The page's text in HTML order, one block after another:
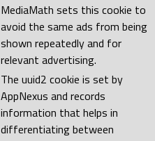
MediaMath sets this cookie to
avoid the same ads from being
shown repeatedly and for
relevant advertising.
The uuid2 cookie is set by
AppNexus and records
information that helps in
differentiating between